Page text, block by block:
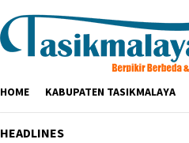
HOME KABUPATEN TASIKMALAYA
HEADLINES